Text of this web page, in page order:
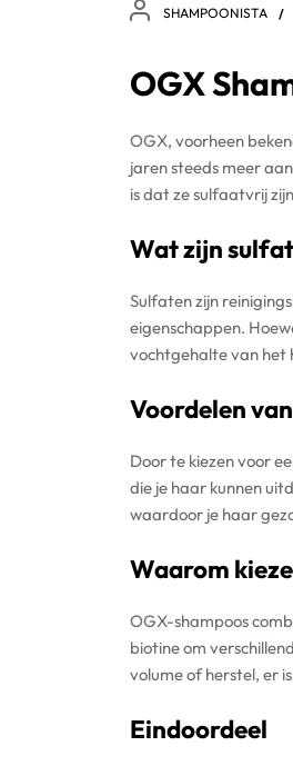
SHAMPOONISTA
OGX
OGX, voorheen
jaren steeds meer
is dat ze sulfaatvrij
Wat zijn
Sulfaten zijn
eigenschappen.
vochtgehalte van het
Voordelen
Door te kiezen voor
die je haar kunnen
waardoor je haar
Waarom
OGX-shampoos
biotine om
volume of herstel, er
Eindoordeel